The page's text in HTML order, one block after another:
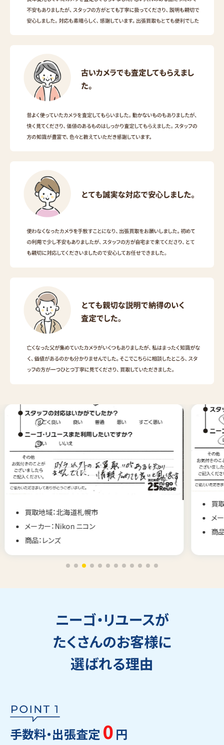
メーカー：Nikon ニコン
商品：フィルム一眼レフ
ニーゴ・リユースが
たくさんのお客様に
選ばれる理由
手数料・出張査定 0 円